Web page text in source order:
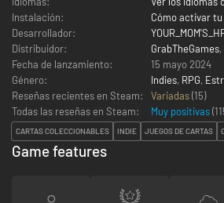
Instalación:
Cómo activar
Desarrollador:
Distribuidor:
GrabTheGames,
Fecha de lanzamiento:
15 mayo 2024
Género:
Indies, RPG,
Reseñas recientes en Steam:
Variadas(15)
Todas las reseñas en Steam:
Muy positivas(
CARTAS COLECCIONABLES INDIE JUEGOS DE CARTAS
Game features